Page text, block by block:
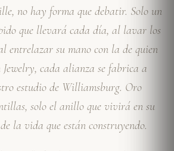
no hay forma que debatir. Solo un
que llevará cada día, al lavar los
entrelazar su mano con la de quien
cada alianza se fabrica a
estudio de Williamsburg. Oro
solo el anillo que vivirá en su
la vida que están construyendo.